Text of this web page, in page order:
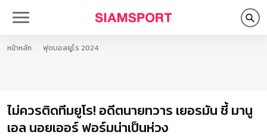
หน้าหลัก ฟุตบอลยูโร 2024
ไม่ควรติดทีมยูโร! อดีตนายทวาร เยอรมัน ชี้ มานู
เอล นอยเออร์ ฟอร์มน่าเป็นห่วง